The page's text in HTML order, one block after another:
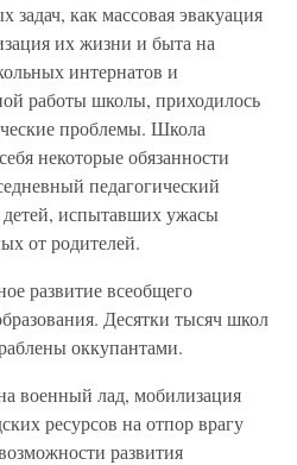
как массовая эвакуация
их жизни и быта на
интернатов и
работы школы, приходилось
проблемы. Школа
некоторые обязанности
педагогический
детей, испытавших ужасы
от родителей.
развитие всеобщего
Десятки тысяч школ
оккупантами.
военный лад, мобилизация
ресурсов на отпор врагу
развития